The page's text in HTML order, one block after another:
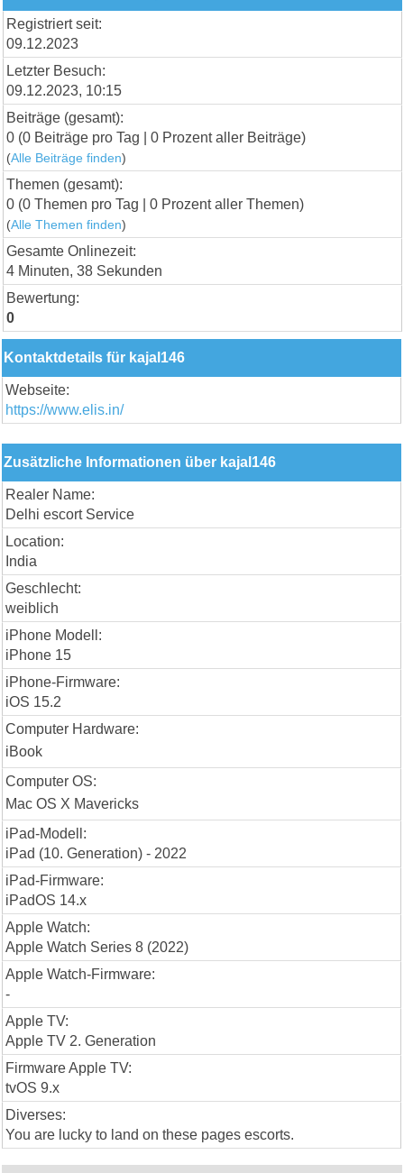
Registriert seit:
09.12.2023
Letzter Besuch:
09.12.2023, 10:15
Beiträge (gesamt):
0 (0 Beiträge pro Tag | 0 Prozent aller Beiträge)
(Alle Beiträge finden)
Themen (gesamt):
0 (0 Themen pro Tag | 0 Prozent aller Themen)
(Alle Themen finden)
Gesamte Onlinezeit:
4 Minuten, 38 Sekunden
Bewertung:
0
Kontaktdetails für kajal146
Webseite:
https://www.elis.in/
Zusätzliche Informationen über kajal146
Realer Name:
Delhi escort Service
Location:
India
Geschlecht:
weiblich
iPhone Modell:
iPhone 15
iPhone-Firmware:
iOS 15.2
Computer Hardware:
iBook
Computer OS:
Mac OS X Mavericks
iPad-Modell:
iPad (10. Generation) - 2022
iPad-Firmware:
iPadOS 14.x
Apple Watch:
Apple Watch Series 8 (2022)
Apple Watch-Firmware:
-
Apple TV:
Apple TV 2. Generation
Firmware Apple TV:
tvOS 9.x
Diverses:
You are lucky to land on these pages escorts.